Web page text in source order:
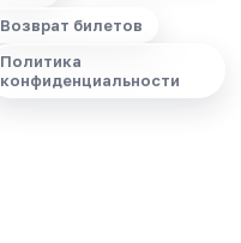
Возврат билетов
Политика
конфиденциальности